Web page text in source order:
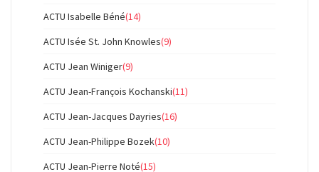
ACTU Isabelle Béné(14)
ACTU Isée St. John Knowles(9)
ACTU Jean Winiger(9)
ACTU Jean-François Kochanski(11)
ACTU Jean-Jacques Dayries(16)
ACTU Jean-Philippe Bozek(10)
ACTU Jean-Pierre Noté(15)